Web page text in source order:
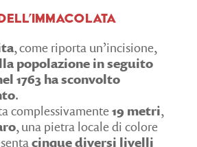
, come riporta un’incisione,
popolazione in seguito
1763 ha sconvolto
.
complessivamente19 metri,
, una pietra locale di colore
cinque diversi livelli